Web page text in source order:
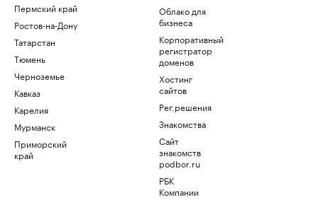
Пермский край
Ростов-на-Дону
Татарстан
Тюмень
Черноземье
Кавказ
Карелия
Мурманск
Приморский
край
Облако для
бизнеса
Корпоративный
регистратор
доменов
Хостинг
сайтов
Рег.решения
Знакомства
Сайт
знакомств
podbor.ru
РБК
Компании